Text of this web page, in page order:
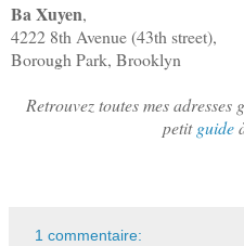
Ba Xuyen,
4222 8th Avenue (43th street),
Borough Park, Brooklyn
Retrouvez toutes mes
petitguide
1 commentaire: